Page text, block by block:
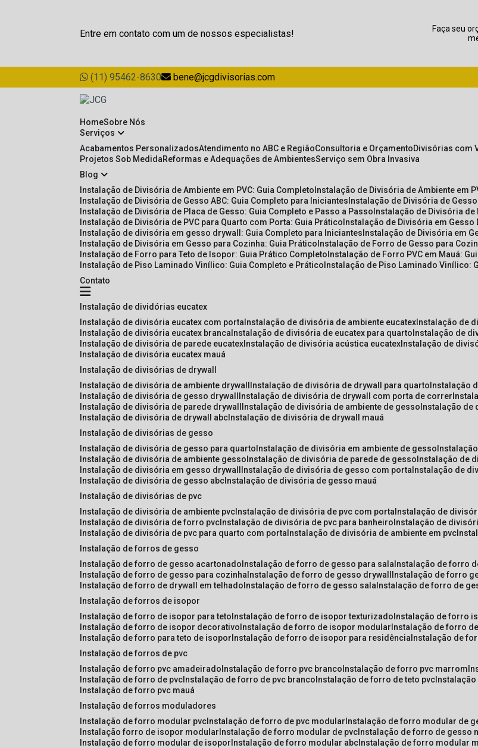
Entre em contato com um de nossos especialistas!
Faça seu
(11) 95462-8630 bene@jcgdivisorias.com
Home Sobre Nós
Serviços
Acabamentos Personalizados Atendimento no ABC e Região Consultoria e Orçamento Divisórias com
Projetos Sob Medida
Reformas e Adequações de Ambientes Serviço sem Obra Invasiva
Blog
Instalação de Divisória de Ambiente em PVC: Guia Completo Instalação de Divisória de Ambiente em
Instalação de Divisória de Gesso ABC: Guia Completo para Iniciantes Instalação de Divisória de
Instalação de Divisória de Placa de Gesso: Guia Completo e Passo a Passo Instalação de Divisória
Instalação de Divisória de PVC para Quarto com Porta: Guia Prático Instalação de Divisória em
Instalação de divisória em gesso drywall: Guia Completo para Iniciantes Instalação de Divisória em
Instalação de Divisória em Gesso para Cozinha: Guia Prático Instalação de Forro de Gesso para
Instalação de Forro para Teto de Isopor: Guia Prático Completo Instalação de Forro PVC em Mauá:
Instalação de Piso Laminado Vinílico: Guia Completo e Prático Instalação de Piso Laminado Vinílico:
Contato
instalação de dividórias eucatex
instalação de divisória eucatex com porta instalação de divisória de ambiente eucatex instalação de
instalação de divisória eucatex branca instalação de divisória de eucatex para quarto instalação de
instalação de divisória de parede eucatex instalação de divisória acústica eucatex instalação de
instalação de divisória eucatex mauá
instalação de divisórias de drywall
instalação de divisória de ambiente drywall
instalação de divisória de drywall para quarto instalação
instalação de divisória de gesso drywall
instalação de divisória de drywall com porta de correr
instalação de divisória de parede drywall
instalação de divisória de ambiente de gesso instalação de
instalação de divisória de drywall abc instalação de divisória de drywall mauá
instalação de divisórias de gesso
instalação de divisória de gesso para quarto instalação de divisória em ambiente de gesso
instalação de divisória de ambiente gesso instalação de divisória de parede de gesso instalação de
instalação de divisória em gesso drywall
instalação de divisória de gesso com porta instalação de
instalação de divisória de gesso abc instalação de divisória de gesso mauá
instalação de divisórias de pvc
instalação de divisória de ambiente pvc instalação de divisória de pvc com porta instalação de
instalação de divisória de forro pvc instalação de divisória de pvc para banheiro instalação de
instalação de divisória de pvc para quarto com porta instalação de divisória de ambiente em pvc
instalação de forros de gesso
instalação de forro de gesso acartonado instalação de forro de gesso para sala instalação de forro
instalação de forro de gesso para cozinha instalação de forro de gesso drywall instalação de forro
instalação de forro de drywall em telhado instalação de forro de gesso sala instalação de forro de
instalação de forros de isopor
instalação de forro de isopor para teto instalação de forro de isopor texturizado instalação de forro
instalação de forro de isopor decorativo instalação de forro de isopor modular instalação de forro
instalação de forro para teto de isopor instalação de forro de isopor para residência instalação de
instalação de forros de pvc
instalação de forro pvc amadeirado instalação de forro pvc branco instalação de forro pvc marrom
instalação de forro de pvc instalação de forro de pvc branco instalação de forro de teto pvc
instalação de forro pvc mauá
instalação de forros moduladores
instalação de forro modular pvc instalação de forro de pvc modular instalação de forro modular de
instalação forro de isopor modular instalação de forro modular de pvc instalação de forro de gesso
instalação de forro modular de isopor instalação de forro modular abc instalação de forro modular